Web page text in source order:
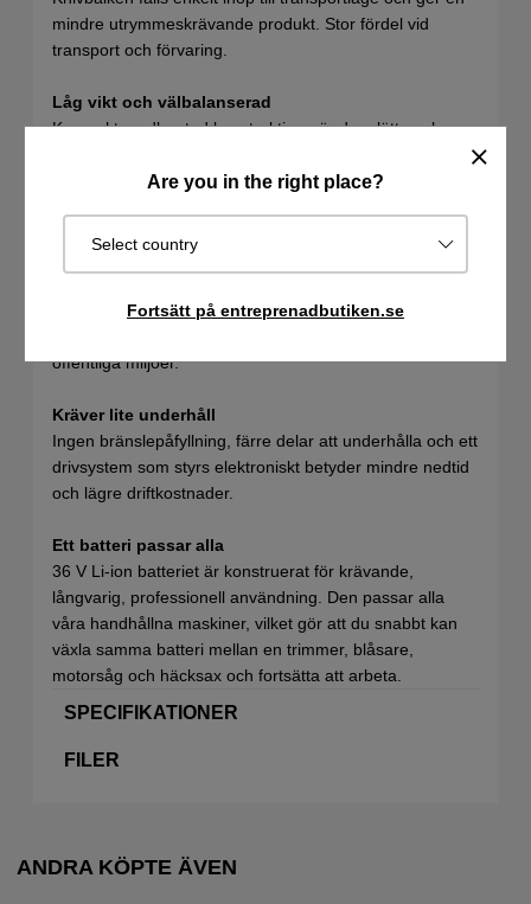
Are you in the right place?
Select country
Fortsätt på entreprenadbutiken.se
mindre utrymmeskrävande produkt. Stor fördel vid
transport och förvaring.
Låg vikt och välbalanserad
Kompakt, nedbantad konstruktion gör dem lätta och
lägre än från en bensindriven maskin vilket är stor
en halvering av ljudnivån. Detta gör arbetet mycket
offentliga miljöer.
Kräver lite underhåll
Ingen bränslepåfyllning, färre delar att underhålla och ett
drivsystem som styrs elektroniskt betyder mindre nedtid
och lägre driftkostnader.
Ett batteri passar alla
36 V Li-ion batteriet är konstruerat för krävande,
långvarig, professionell användning. Den passar alla
våra handhållna maskiner, vilket gör att du snabbt kan
växla samma batteri mellan en trimmer, blåsare,
motorsåg och häcksax och fortsätta att arbeta.
SPECIFIKATIONER
FILER
ANDRA KÖPTE ÄVEN